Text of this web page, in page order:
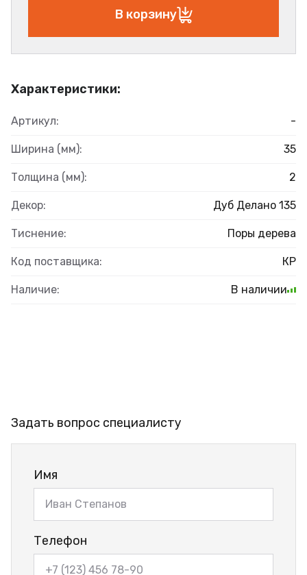
Характеристики:
Артикул: -
Ширина (мм): 35
Толщина (мм): 2
Декор: Дуб Делано 135
Тиснение: Поры дерева
Код поставщика: КР
Наличие: В наличии
В корзину
Задать вопрос специалисту
Имя
Телефон